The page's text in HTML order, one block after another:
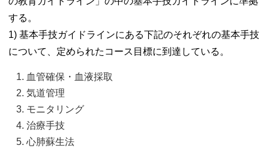
する。
1) 基本手技ガイドラインにある下記のそれぞれの基本手技
について、定められたコース目標に到達している。
血管確保・血液採取
気道管理
モニタリング
治療手技
心肺蘇生法